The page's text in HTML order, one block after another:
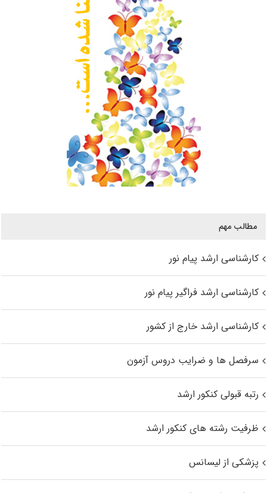
مطالب مهم
کارشناسی ارشد پیام نور
کارشناسی ارشد فراگیر پیام نور
کارشناسی ارشد خارج از کشور
سرفصل ها و ضرایب دروس آزمون
رتبه قبولی کنکور ارشد
ظرفیت رشته های کنکور ارشد
پزشکی از لیسانس